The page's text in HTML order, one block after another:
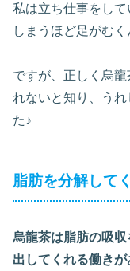
私は立ち仕事をし
しまうほど足がむ
ですが、正しく烏
れないと知り、う
た♪
脂肪を分解して
烏龍茶は脂肪の吸
出してくれる働き